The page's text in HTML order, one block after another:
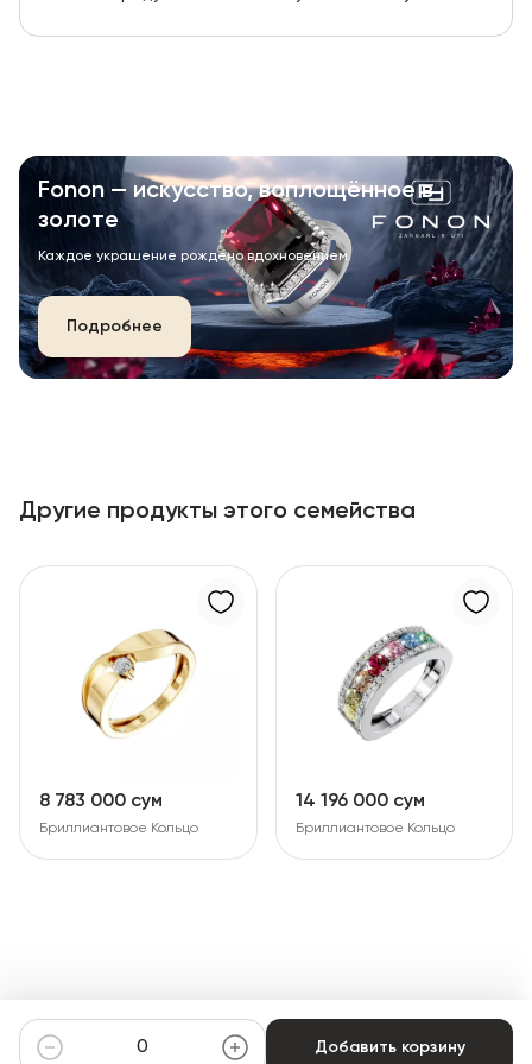
Добавить корзину
Fonon — искусство, воплощённое в
золоте
Каждое украшение рождено вдохновением.
Подробнее
Другие продукты этого семейства
8 783 000 сум
Бриллиантовое Кольцо
14 196 000 сум
Бриллиантовое Кольцо